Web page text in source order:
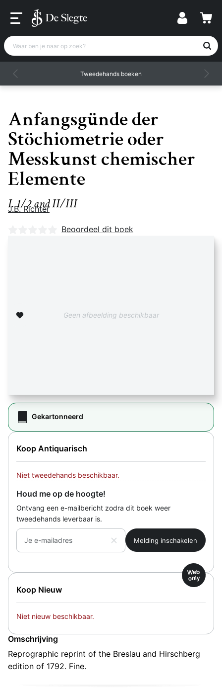
Waar ben je naar op zoek?
Tweedehands boeken
Anfangsgünde der
Stöchiometrie oder
Messkunst chemischer
Elemente
I. 1/2 and II/III
J.B. Richter
Nog geen beoordelingen
Beoordeel dit boek
Geen afbeelding beschikbaar
Gekartonneerd
Koop Antiquarisch
Niet tweedehands beschikbaar.
Houd me op de hoogte!
Ontvang een e-mailbericht zodra dit boek weer
tweedehands leverbaar is.
Je e-mailadres
Koop Nieuw
Web
only
Niet nieuw beschikbaar.
Omschrijving
Reprographic reprint of the Breslau and Hirschberg
edition of 1792. Fine.